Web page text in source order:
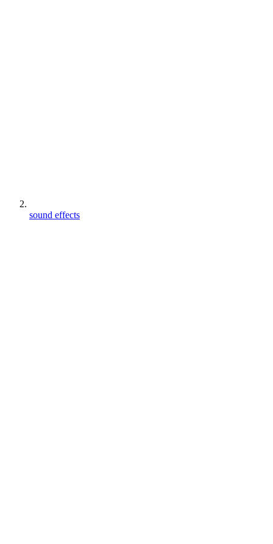
sound effects